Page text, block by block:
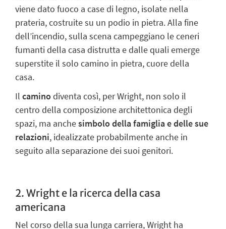
viene dato fuoco a case di legno, isolate nella
prateria, costruite su un podio in pietra. Alla fine
dell’incendio, sulla scena campeggiano le ceneri
fumanti della casa distrutta e dalle quali emerge
superstite il solo camino in pietra, cuore della
casa.
Il caminodiventa così, per Wright, non solo il
centro della composizione architettonica degli
spazi, ma anchesimbolo della famiglia e delle sue
relazioni, idealizzate probabilmente anche in
seguito alla separazione dei suoi genitori.
2. Wright e la ricerca della casa
americana
Nel corso della sua lunga carriera, Wright ha